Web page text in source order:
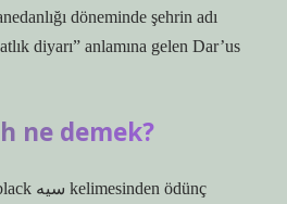
döneminde şehrin adı
diyarı” anlamına gelen Dar’us
ne demek?